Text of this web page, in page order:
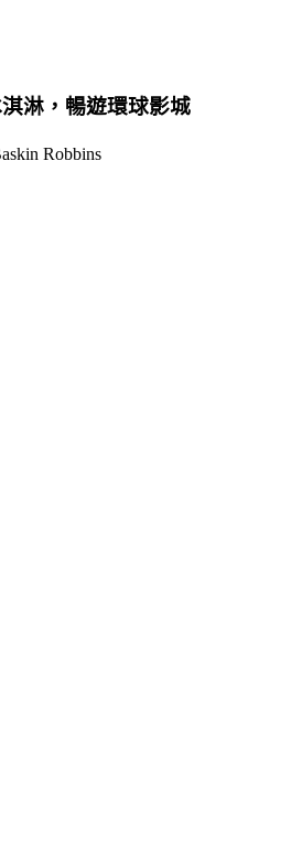
淇淋，暢遊環球影城
Robbins